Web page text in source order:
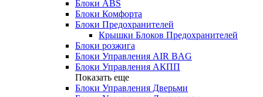
Блоки ABS
Блоки Комфорта
Блоки Предохранителей
Крышки Блоков Предохранителей
Блоки розжига
Блоки Управления AIR BAG
Блоки Управления АКПП
Показать еще
Блоки Управления Дверьми